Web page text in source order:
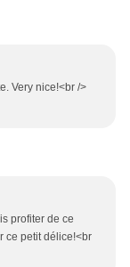
Very nice!<br />
profiter de ce
ce petit délice!<br